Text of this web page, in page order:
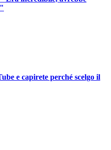
e capirete perché scelgo il